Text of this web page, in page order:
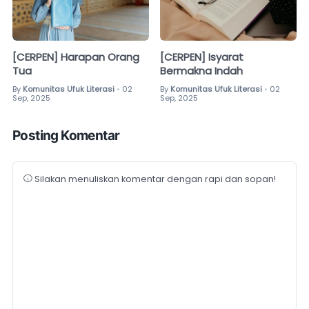
[CERPEN] Harapan Orang
Tua
By Komunitas Ufuk Literasi • 02
Sep, 2025
[CERPEN] Isyarat
Bermakna Indah
By Komunitas Ufuk Literasi • 02
Sep, 2025
Posting Komentar
Silakan menuliskan komentar dengan rapi dan sopan!